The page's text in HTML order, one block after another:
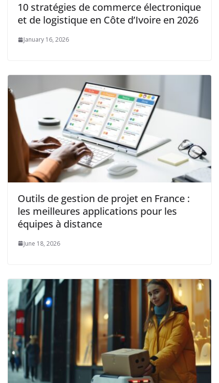
10 stratégies de commerce électronique
et de logistique en Côte d’Ivoire en 2026
January 16, 2026
Outils de gestion de projet en France :
les meilleures applications pour les
équipes à distance
June 18, 2026